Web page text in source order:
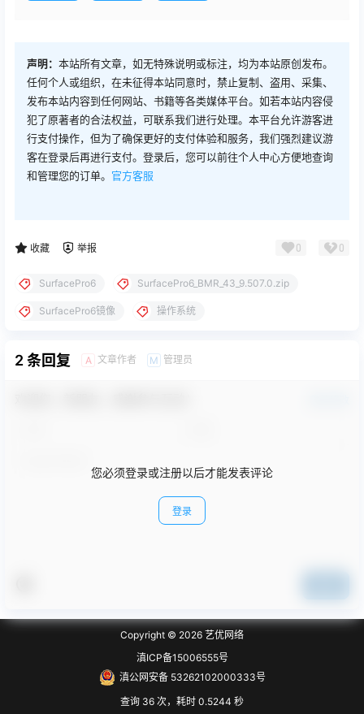
声明： 本站所有文章，如无特殊说明或标注，均为本站原创发布。
任何个人或组织，在未征得本站同意时，禁止复制、盗用、采集、
发布本站内容到任何网站、书籍等各类媒体平台。如若本站内容侵
犯了原著者的合法权益，可联系我们进行处理。本平台允许游客进
行支付操作，但为了确保更好的支付体验和服务，我们强烈建议游
客在登录后再进行支付。登录后，您可以前往个人中心方便地查询
和管理您的订单。 官方客服
收藏 举报 0 0
SurfacePro6 SurfacePro6_BMR_43_9.507.0.zip
SurfacePro6镜像 操作系统
2 条回复 A 文章作者 M 管理员
您必须登录或注册以后才能发表评论
登录
Copyright © 2026 艺优网络
滇ICP备15006555号
滇公网安备 53262102000333号
查询 36 次，耗时 0.5244 秒